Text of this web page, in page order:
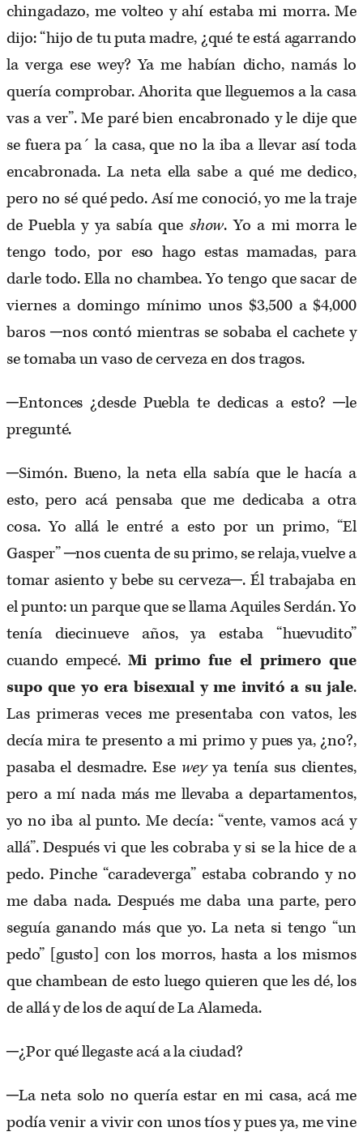
chingadazo, me volteo y ahí estaba mi morra. Me
dijo: “hijo de tu puta madre, ¿qué te está agarrando
la verga ese wey? Ya me habían dicho, namás lo
quería comprobar. Ahorita que lleguemos a la casa
vas a ver”. Me paré bien encabronado y le dije que
se fuera pa´ la casa, que no la iba a llevar así toda
encabronada. La neta ella sabe a qué me dedico,
pero no sé qué pedo. Así me conoció, yo me la traje
de Puebla y ya sabía que show. Yo a mi morra le
tengo todo, por eso hago estas mamadas, para
darle todo. Ella no chambea. Yo tengo que sacar de
viernes a domingo mínimo unos $3,500 a $4,000
baros ─nos contó mientras se sobaba el cachete y
se tomaba un vaso de cerveza en dos tragos.
─Entonces ¿desde Puebla te dedicas a esto? ─le
pregunté.
─Simón. Bueno, la neta ella sabía que le hacía a
esto, pero acá pensaba que me dedicaba a otra
cosa. Yo allá le entré a esto por un primo, “El
Gasper” ─nos cuenta de su primo, se relaja, vuelve a
tomar asiento y bebe su cerveza─. Él trabajaba en
el punto: un parque que se llama Aquiles Serdán. Yo
tenía diecinueve años, ya estaba “huevudito”
cuando empecé.Mi primo fue el primero que
supo que yo era bisexual y me invitó a su jale.
Las primeras veces me presentaba con vatos, les
decía mira te presento a mi primo y pues ya, ¿no?,
pasaba el desmadre. Ese weyya tenía sus clientes,
pero a mí nada más me llevaba a departamentos,
yo no iba al punto. Me decía: “vente, vamos acá y
allá”. Después vi que les cobraba y si se la hice de a
pedo. Pinche “caradeverga” estaba cobrando y no
me daba nada. Después me daba una parte, pero
seguía ganando más que yo. La neta si tengo “un
pedo” [gusto] con los morros, hasta a los mismos
que chambean de esto luego quieren que les dé, los
de allá y de los de aquí de La Alameda.
─¿Por qué llegaste acá a la ciudad?
─La neta solo no quería estar en mi casa, acá me
podía venir a vivir con unos tíos y pues ya, me vine